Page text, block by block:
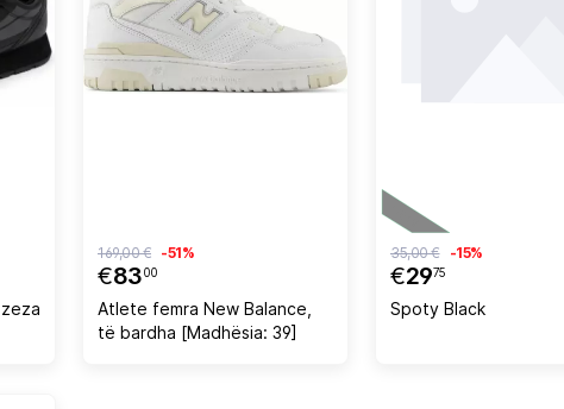
€8300
169,00 € -51%
Atlete femra New Balance,
të bardha [Madhësia: 39]
€2975
35,00 € -15%
Spoty Black